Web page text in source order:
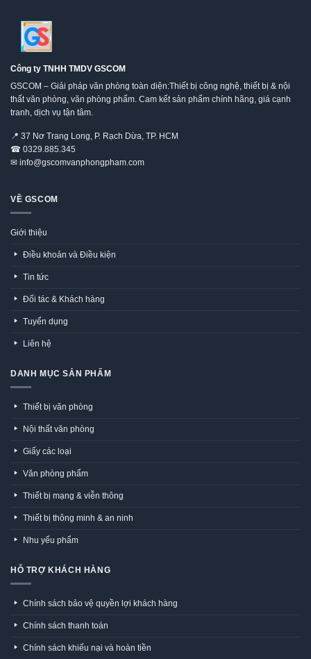
Công ty TNHH TMDV GSCOM
GSCOM – Giải pháp văn phòng toàn diện:Thiết bị công nghệ, thiết bị & nội
thất văn phòng, văn phòng phẩm. Cam kết sản phẩm chính hãng, giá cạnh
tranh, dịch vụ tận tâm.
📍 37 Nơ Trang Long, P. Rạch Dừa, TP. HCM
☎ 0329.885.345
✉ info@gscomvanphongpham.com
VỀ GSCOM
Giới thiệu
Điều khoản và Điều kiện
Tin tức
Đối tác & Khách hàng
Tuyển dụng
Liên hệ
DANH MỤC SẢN PHẨM
Thiết bị văn phòng
Nội thất văn phòng
Giấy các loại
Văn phòng phẩm
Thiết bị mạng & viễn thông
Thiết bị thông minh & an ninh
Nhu yếu phẩm
HỖ TRỢ KHÁCH HÀNG
Chính sách bảo vệ quyền lợi khách hàng
Chính sách thanh toán
Chính sách khiếu nại và hoàn tiền